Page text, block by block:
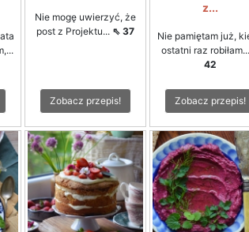
Nie mogę uwierzyć, że
post z Projektu... ⇖ 37
Zobacz przepis!
z...
Nie pamiętam już,
ostatni raz robiłam...
42
Zobacz przepis!